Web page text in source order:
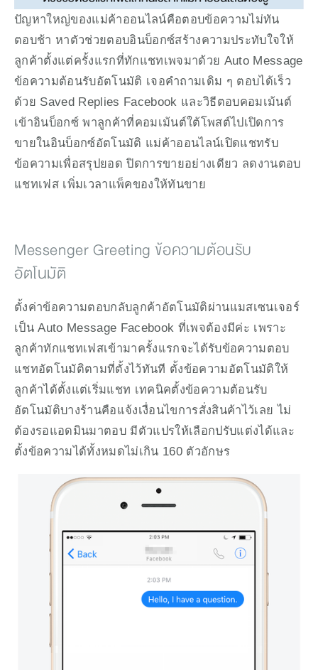
ปัญหาใหญ่ของแม่ค้าออนไลน์คือตอบข้อความไม่ทัน
ตอบช้า หาตัวช่วยตอบอินบ็อกซ์สร้างความประทับใจให้
ลูกค้าตั้งแต่ครั้งแรกที่ทักแชทเพจมาด้วย Auto Message
ข้อความต้อนรับอัตโนมัติ เจอคำถามเดิม ๆ ตอบได้เร็ว
ด้วย Saved Replies Facebook และวิธีตอบคอมเม้นต์
เข้าอินบ็อกซ์ พาลูกค้าที่คอมเม้นต์ใต้โพสต์ไปเปิดการ
ขายในอินบ็อกซ์อัตโนมัติ แม่ค้าออนไลน์เปิดแชทรับ
ข้อความเพื่อสรุปยอด ปิดการขายอย่างเดียว ลดงานตอบ
แชทเฟส เพิ่มเวลาแพ็คของให้ทันขาย
Messenger Greeting ข้อความต้อนรับ
อัตโนมัติ
ตั้งค่าข้อความตอบกลับลูกค้าอัตโนมัติผ่านแมสเซนเจอร์
เป็น Auto Message Facebook ที่เพจต้องมีค่ะ เพราะ
ลูกค้าทักแชทเฟสเข้ามาครั้งแรกจะได้รับข้อความตอบ
แชทอัตโนมัติตามที่ตั้งไว้ทันที ตั้งข้อความอัตโนมัติให้
ลูกค้าได้ตั้งแต่เริ่มแชท เทคนิคตั้งข้อความต้อนรับ
อัตโนมัติบางร้านคือแจ้งเงื่อนไขการสั่งสินค้าไว้เลย ไม่
ต้องรอแอดมินมาตอบ มีตัวแปรให้เลือกปรับแต่งได้และ
ตั้งข้อความได้ทั้งหมดไม่เกิน 160 ตัวอักษร